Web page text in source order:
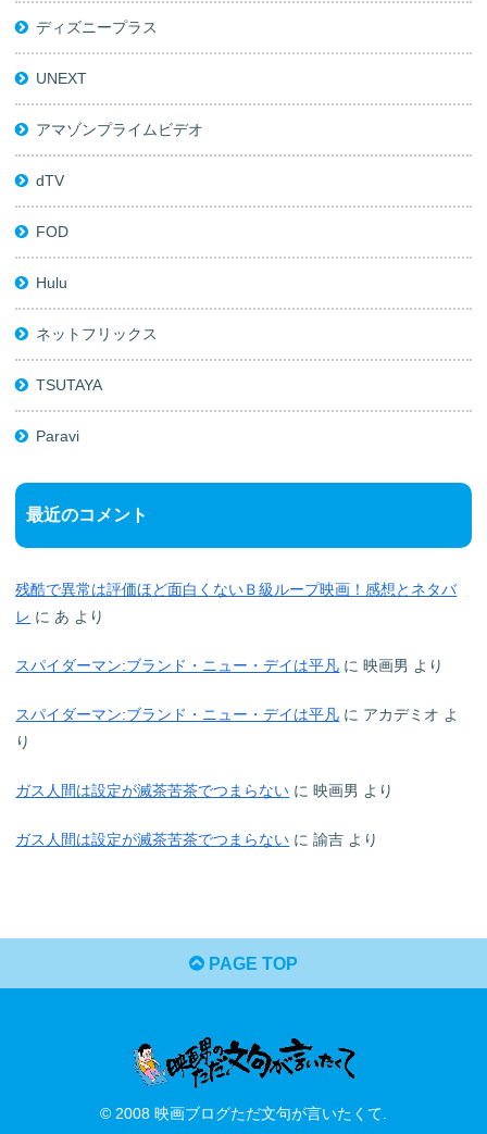
ディズニープラス
UNEXT
アマゾンプライムビデオ
dTV
FOD
Hulu
ネットフリックス
TSUTAYA
Paravi
最近のコメント
残酷で異常は評価ほど面白くないＢ級ループ映画！感想とネタバ
レ に あ より
スパイダーマン:ブランド・ニュー・デイは平凡 に映画男 より
スパイダーマン:ブランド・ニュー・デイは平凡 に アカデミオ よ
り
ガス人間は設定が滅茶苦茶でつまらない に映画男 より
ガス人間は設定が滅茶苦茶でつまらない に諭吉 より
PAGE TOP
© 2008 映画ブログただ文句が言いたくて.